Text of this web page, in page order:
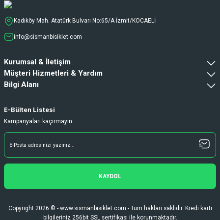
Ürün oldukça hızlı bir şekilde elime geçti.
Ve sorunsuzdu.
sorunsuz elime ulaştı ürünler kaliteli
duruyor koltuk zaten full konfor
Gökhan Türkekul | 22/06/2026
Her şey kusursuzdu çok memnun kaldım
alışveriş yapacağım
Kadıköy Mah. Atatürk Bulvarı No:65/A İzmit/KOCAELİ
info@sismanbisiklet.com
Kurumsal & İletişim
Müşteri Hizmetleri & Yardım
Bilgi Alanı
E-Bülten Listesi
Kampanyaları kaçırmayın
KAYDOL
Copyright 2026 © - www.sismanbisiklet.com - Tüm hakları saklıdır. Kredi kartı
bilgileriniz 256bit SSL sertifikası ile korunmaktadır.